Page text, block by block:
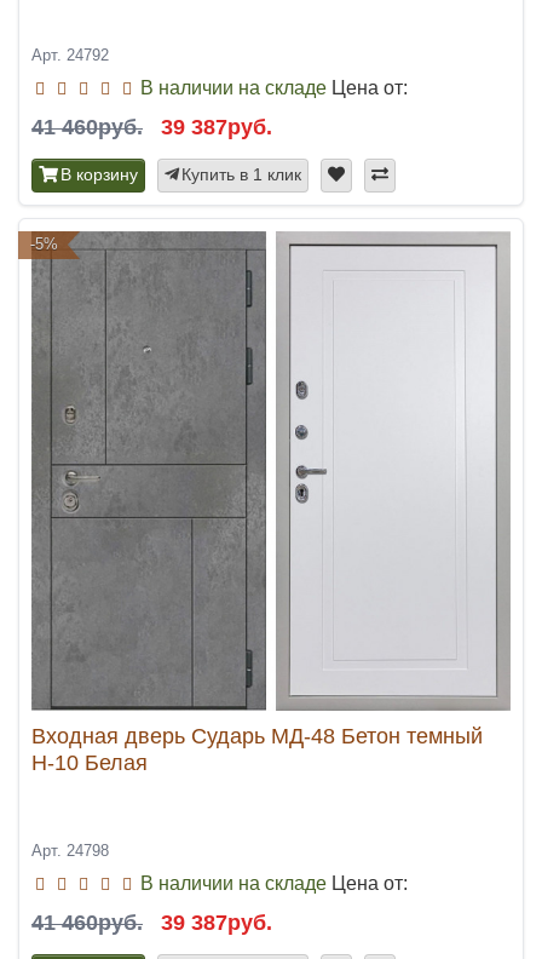
Арт. 24792
В наличии на складе Цена от:
41 460руб. 39 387руб.
В корзину Купить в 1 клик
-5%
Входная дверь Сударь МД-48 Бетон темный
Н-10 Белая
Арт. 24798
В наличии на складе Цена от:
41 460руб. 39 387руб.